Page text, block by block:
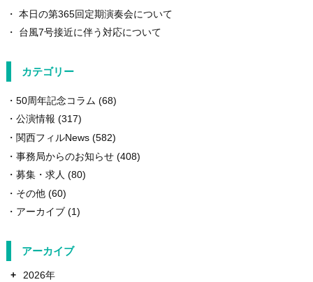
本日の第365回定期演奏会について
台風7号接近に伴う対応について
カテゴリー
50周年記念コラム (68)
公演情報 (317)
関西フィルNews(582)
事務局からのお知らせ(408)
募集・求人 (80)
その他(60)
アーカイブ(1)
アーカイブ
+
2026年